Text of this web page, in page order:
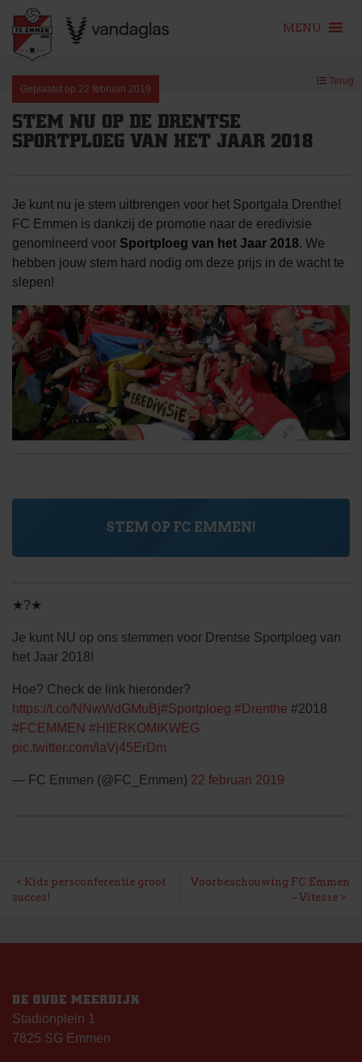
content
MENU
Geplaatst op 22 februari 2019
Terug
STEM NU OP DE DRENTSE
SPORTPLOEG VAN HET JAAR 2018
Je kunt nu je stem uitbrengen voor het Sportgala Drenthe!
FC Emmen is dankzij de promotie naar de eredivisie
genomineerd voor Sportploeg van het Jaar 2018. We
hebben jouw stem hard nodig om deze prijs in de wacht te
slepen!
STEM OP FC EMMEN!
★?★
Je kunt NU op ons stemmen voor Drentse Sportploeg van
het Jaar 2018!
Hoe? Check de link hieronder?
https://t.co/NNwWdGMuBj#Sportploeg #Drenthe #2018
#FCEMMEN #HIERKOMIKWEG
pic.twitter.com/laVj45ErDm
— FC Emmen (@FC_Emmen) 22 februari 2019
BERICHT
Kids persconferentie groot
succes!
Voorbeschouwing FC Emmen
– Vitesse
DE OUDE MEERDIJK
Stadionplein 1
7825 SG Emmen